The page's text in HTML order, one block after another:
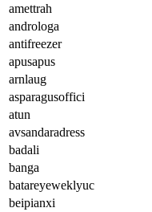
amettrah
androloga
antifreezer
apusapus
arnlaug
asparagusoffici
atun
avsandaradress
badali
banga
batareyeweklyuc
beipianxi